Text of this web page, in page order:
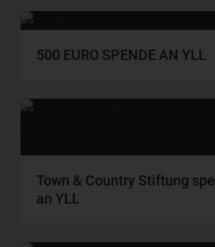
500 EURO SPENDE AN YLL
Town & Country Stiftung
an YLL